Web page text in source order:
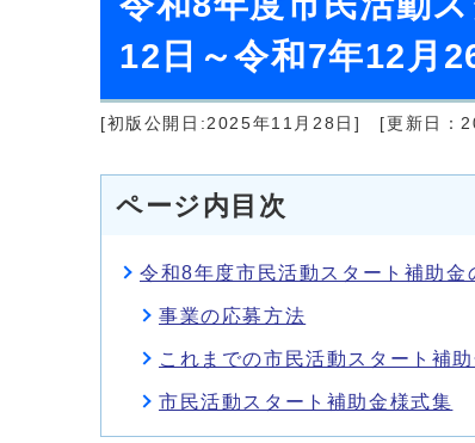
12日～令和7年12月
[初版公開日:2025年11月28日] [更新日：
ページ内目次
令和8年度市民活動スタート補助
事業の応募方法
これまでの市民活動スタート補
市民活動スタート補助金様式集